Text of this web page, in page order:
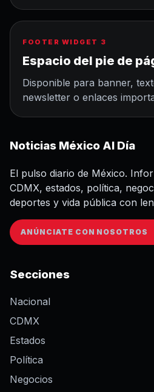
FOOTER WIDGET 3
Espacio del pie de
Disponible para banner,
newsletter o enlaces
Noticias México Al Día
El pulso diario de México.
CDMX, estados, política,
deportes y vida pública con
ANÚNCIATE CON NOSOTROS
Secciones
Nacional
CDMX
Estados
Política
Negocios